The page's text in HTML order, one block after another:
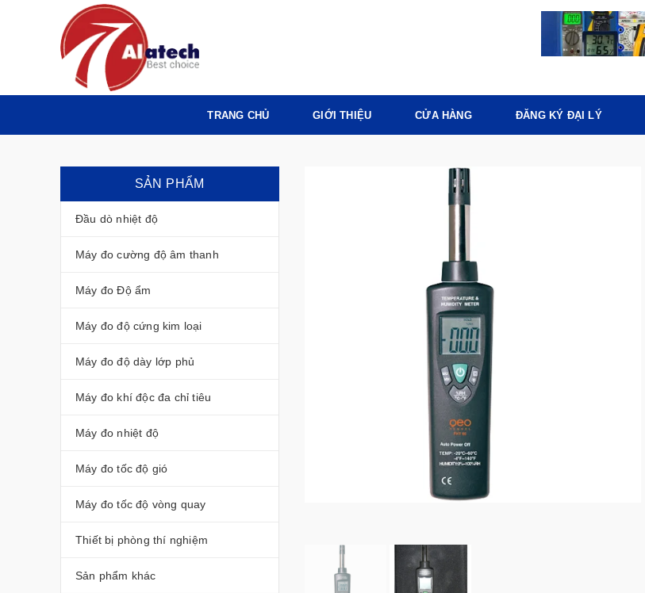
TRANG CHỦ GIỚI THIỆU CỬA HÀNG ĐĂNG KÝ ĐẠI LÝ
SẢN PHẨM
Đầu dò nhiệt độ
Máy đo cường độ âm thanh
Máy đo Độ ẩm
Máy đo độ cứng kim loại
Máy đo độ dày lớp phủ
Máy đo khí độc đa chỉ tiêu
Máy đo nhiệt độ
Máy đo tốc độ gió
Máy đo tốc độ vòng quay
Thiết bị phòng thí nghiệm
Sản phẩm khác